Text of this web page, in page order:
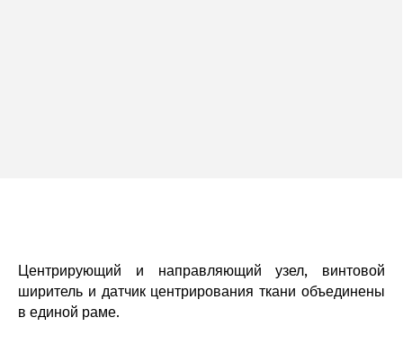
Центрирующий и направляющий узел, винтовой
ширитель и датчик центрирования ткани объединены
в единой раме.